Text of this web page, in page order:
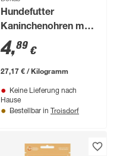
Hundefutter
Kaninchenohren mit
Fell 180 g
4,89 €
27,17 € / Kilogramm
Keine Lieferung nach
Hause
Bestellbar in Troisdorf